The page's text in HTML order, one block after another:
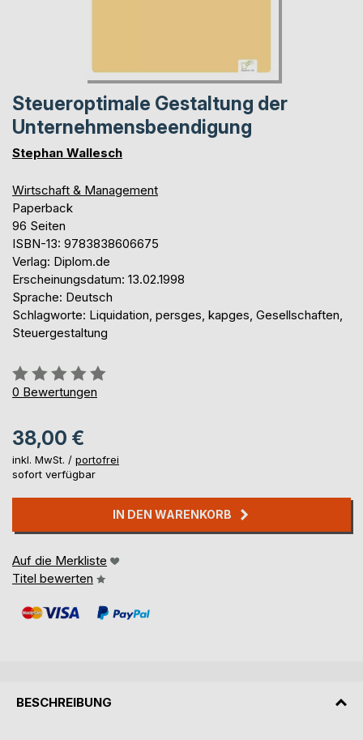
Steueroptimale Gestaltung der
Unternehmensbeendigung
Stephan Wallesch
Wirtschaft & Management
Paperback
96 Seiten
ISBN-13: 9783838606675
Verlag: Diplom.de
Erscheinungsdatum: 13.02.1998
Sprache: Deutsch
Schlagworte: Liquidation, persges, kapges, Gesellschaften,
Steuergestaltung
Bewertung::
0%
0 Bewertungen
38,00 €
inkl. MwSt. / portofrei
sofort verfügbar
IN DEN WARENKORB
Auf die Merkliste
Titel bewerten
BESCHREIBUNG